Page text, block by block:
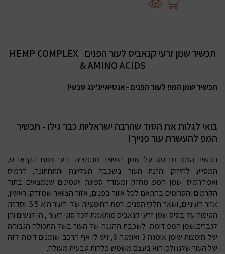
תכשיר שמן זרעי קנאביס לעור הפנים HEMP COMPLEX
& AMINO ACIDS
תכשיר שמן המפ לעור הפנים –אנטיאייג'ינג טבעי!
בואי לגלות את הסוד שהרבה ישראליות כבר גילו - תכשיר
המפ להעשרת עור פנייך!
תכשיר המפ מבוסס על שמן המיוצר מתמצית זרעי צמח הקנאביס,
המסייע לחיזוק והזנת העור בשכבה העליונה והתחתונה, דרמיס
ואפידרמיס. שמן המפ מחזק ומעודד ספיגת ויטמינים שנמצאים בתוך
הקרמים והסרומים בהתאם לכל אזור בפנים, אזור הצוואר שמזדקן ראשון,
אזור העיניים, ושאר חלקי הפנים. רמת החומציות של העור היא 5.5 וסדרת
הטיפוח על בסיס שמן זרעי קנאביס מותאמת לכל סוגי העור , הן לנשים והן
לגברים.שמן המפ דומה לשכבת ההגנה של העור בשל התכולה הגבוהה
של חומצות שומן אומגה 3 ואומגה 6, ויש לו אף הרכב שומנים דומה לזה
של העור שלנו ולכן הוא בעצם משמש כלחות טבעית מעולה.